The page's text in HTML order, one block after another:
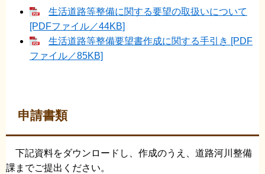
生活道路等整備に関する要望の取扱いについて
[PDFファイル／44KB]
生活道路等整備要望書作成に関する手引き [PDF
ファイル／85KB]
申請書類
下記資料をダウンロードし、作成のうえ、道路河川整備
課までご提出ください。